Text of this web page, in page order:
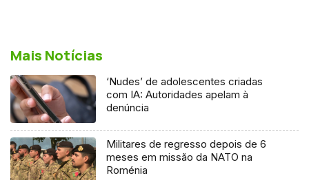
Mais Notícias
‘Nudes’ de adolescentes criadas
com IA: Autoridades apelam à
denúncia
Militares de regresso depois de 6
meses em missão da NATO na
Roménia